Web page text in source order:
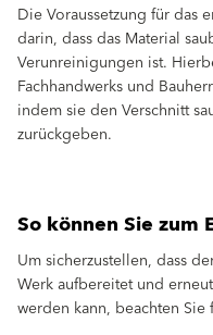
Die Voraussetzung für das
darin, dass das Material
Verunreinigungen ist.
Fachhandwerks und
indem sie den Verschnitt
zurückgeben.
So können Sie zum
Um sicherzustellen, dass
Werk aufbereitet und
werden kann, beachten